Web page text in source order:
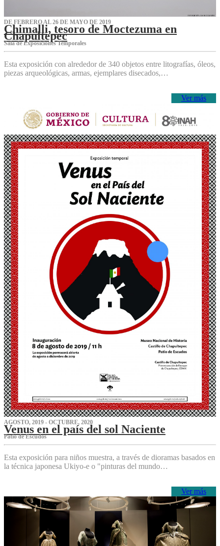
DE FEBRERO AL 26 DE MAYO DE 2019
Chimalli, tesoro de Moctezuma en
Chapultepec
Sala de Exposiciones Temporales
Esta exposición con alrededor de 340 objetos entre litografías, óleos,
piezas arqueológicas, armas, ejemplares disecados,…
Ver más
AGOSTO, 2019 - OCTUBRE, 2020
Venus en el país del sol Naciente
P‌atio de Escudos
Esta exposición para niños muestra, a través de dioramas basados en
la técnica japonesa Ukiyo-e o "pinturas del mundo…
Ver más